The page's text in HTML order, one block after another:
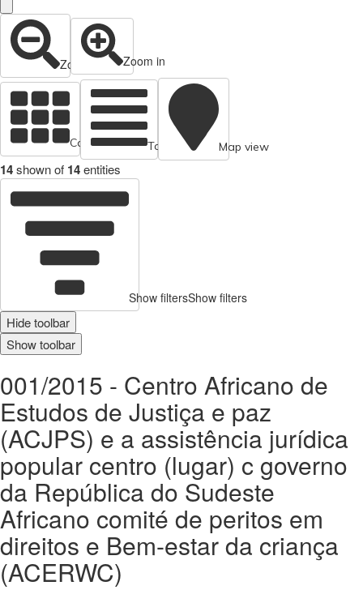
Zoom out Zoom in
Cards view Table view Map view
14shown of 14entities
Show filtersShow filters
Hide toolbar
Show toolbar
001/2015 - Centro Africano de
Estudos de Justiça e paz
(ACJPS) e a assistência jurídica
popular centro (lugar) c governo
da República do Sudeste
Africano comité de peritos em
direitos e Bem-estar da criança
(ACERWC)